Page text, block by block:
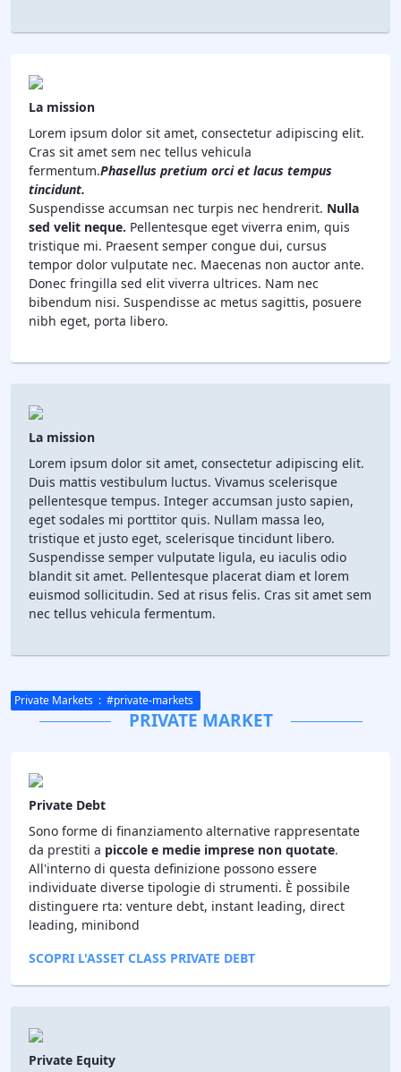
La mission
Lorem ipsum dolor sit amet, consectetur adipiscing elit.
Cras sit amet sem nec tellus vehicula
fermentum.Phasellus pretium orci et lacus tempus
tincidunt.
Suspendisse accumsan nec turpis nec hendrerit. Nulla
sed velit neque. Pellentesque eget viverra enim, quis
tristique mi. Praesent semper congue dui, cursus
tempor dolor vulputate nec. Maecenas non auctor ante.
Donec fringilla sed elit viverra ultrices. Nam nec
bibendum nisi. Suspendisse ac metus sagittis, posuere
nibh eget, porta libero.
La mission
Lorem ipsum dolor sit amet, consectetur adipiscing elit.
Duis mattis vestibulum luctus. Vivamus scelerisque
pellentesque tempus. Integer accumsan justo sapien,
eget sodales mi porttitor quis. Nullam massa leo,
tristique et justo eget, scelerisque tincidunt libero.
Suspendisse semper vulputate ligula, eu iaculis odio
blandit sit amet. Pellentesque placerat diam et lorem
euismod sollicitudin. Sed at risus felis. Cras sit amet sem
nec tellus vehicula fermentum.
Private Markets : #private-markets
PRIVATE MARKET
Private Debt
Sono forme di finanziamento alternative rappresentate
da prestiti a piccole e medie imprese non quotate.
All'interno di questa definizione possono essere
individuate diverse tipologie di strumenti. È possibile
distinguere rta: venture debt, instant leading, direct
leading, minibond
SCOPRI L'ASSET CLASS PRIVATE DEBT
Private Equity